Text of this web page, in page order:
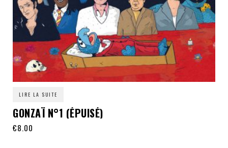
LIRE LA SUITE
GONZAÏ N°1 (ÉPUISÉ)
€8.00